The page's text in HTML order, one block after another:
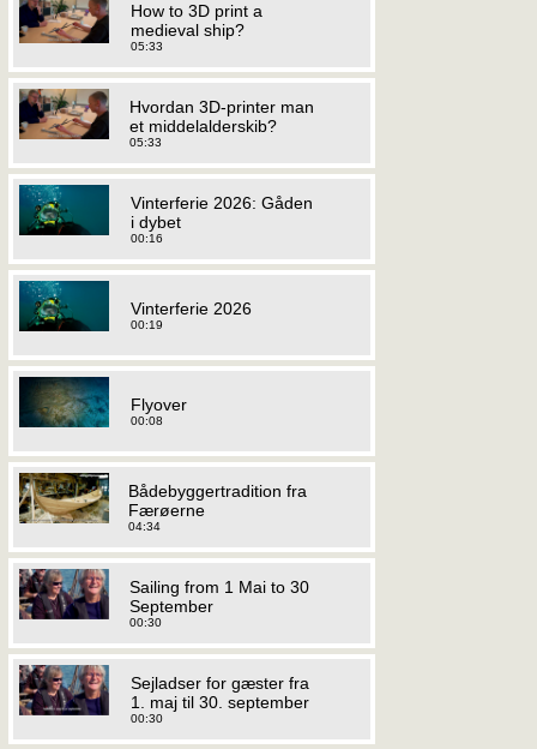
How to 3D print a
medieval ship?
05:33
Hvordan 3D-printer man
et middelalderskib?
05:33
Vinterferie 2026: Gåden
i dybet
00:16
Vinterferie 2026
00:19
Flyover
00:08
Bådebyggertradition fra
Færøerne
04:34
Sailing from 1 Mai to 30
September
00:30
Sejladser for gæster fra
1. maj til 30. september
00:30